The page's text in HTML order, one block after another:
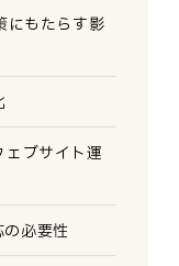
にもたらす影
ェブサイト運
の必要性